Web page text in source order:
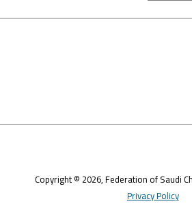
Copyright © 2026, Federation of
Privacy Policy